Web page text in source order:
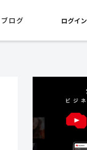
ブログ ログイン